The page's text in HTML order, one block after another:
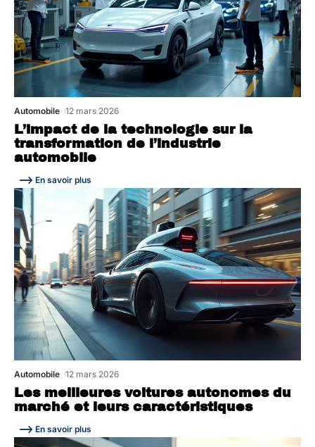
L’impact de la technologie sur la
transformation de l’industrie
automobile
Automobile 12 mars 2026
En savoir plus
Les meilleures voitures autonomes du
marché et leurs caractéristiques
Automobile 12 mars 2026
En savoir plus